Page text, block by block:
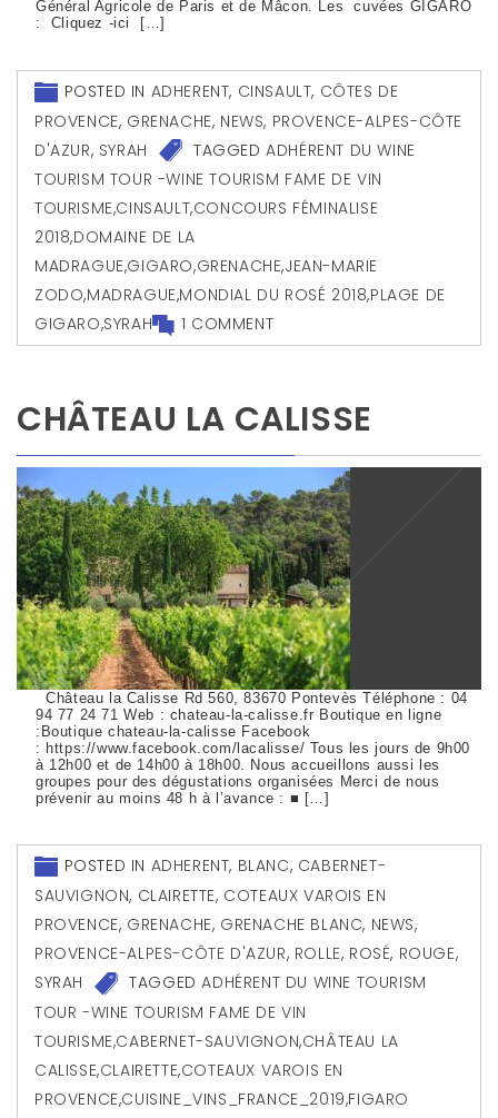
Général Agricole de Paris et de Mâcon. Les cuvées GIGARO
: Cliquez -ici […]
POSTED IN ADHERENT, CINSAULT, CÔTES DE
PROVENCE, GRENACHE, NEWS, PROVENCE-ALPES-CÔTE
D'AZUR, SYRAH TAGGEDADHÉRENT DU WINE
TOURISM TOUR -WINE TOURISM FAME DE VIN
TOURISME,CINSAULT,CONCOURS FÉMINALISE
2018,DOMAINE DE LA
MADRAGUE,GIGARO,GRENACHE,JEAN-MARIE
ZODO,MADRAGUE,MONDIAL DU ROSÉ 2018,PLAGE DE
GIGARO,SYRAH 1 COMMENT
CHÂTEAU LA CALISSE
Château la Calisse Rd 560, 83670 Pontevès Téléphone : 04
94 77 24 71 Web : chateau-la-calisse.fr Boutique en ligne
:Boutique chateau-la-calisse Facebook
: https://www.facebook.com/lacalisse/ Tous les jours de 9h00
à 12h00 et de 14h00 à 18h00. Nous accueillons aussi les
groupes pour des dégustations organisées Merci de nous
prévenir au moins 48 h à l’avance : ■ […]
POSTED IN ADHERENT, BLANC, CABERNET-
SAUVIGNON, CLAIRETTE, COTEAUX VAROIS EN
PROVENCE, GRENACHE, GRENACHE BLANC, NEWS,
PROVENCE-ALPES-CÔTE D'AZUR, ROLLE, ROSÉ, ROUGE,
SYRAH
TAGGEDADHÉRENT DU WINE TOURISM
TOUR -WINE TOURISM FAME DE VIN
TOURISME,CABERNET-SAUVIGNON,CHÂTEAU LA
CALISSE,CLAIRETTE,COTEAUX VAROIS EN
PROVENCE,CUISINE_VINS_FRANCE_2019,FIGARO